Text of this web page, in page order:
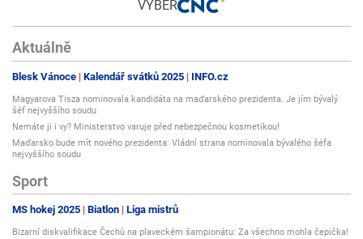
VÝBĚR
Aktuálně
Blesk Vánoce Kalendář svátků 2025 INFO.cz
Magyarova Tisza nominovala kandidáta na maďarského prezidenta. Je jím bývalý
šéf nejvyššího soudu
Nemáte ji i vy? Ministerstvo varuje před nebezpečnou kosmetikou!
Maďarsko bude mít nového prezidenta: Vládní strana nominovala bývalého šéfa
nejvyššího soudu
Sport
MS hokej 2025 Biatlon Liga mistrů
Bizarní diskvalifikace Čechů na plaveckém šampionátu: Za všechno mohla čepička!